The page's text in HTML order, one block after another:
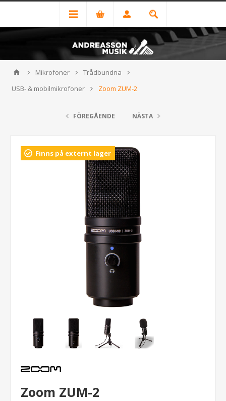
Mikrofoner
Trådbundna
USB- & mobilmikrofoner
Zoom ZUM-2
FÖREGÅENDE NÄSTA
Finns på externt lager
Zoom ZUM-2